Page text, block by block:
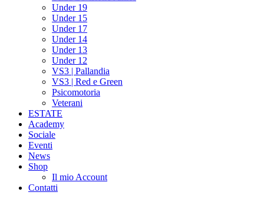
Under 19
Under 15
Under 17
Under 14
Under 13
Under 12
VS3 | Pallandia
VS3 | Red e Green
Psicomotoria
Veterani
ESTATE
Academy
Sociale
Eventi
News
Shop
Il mio Account
Contatti